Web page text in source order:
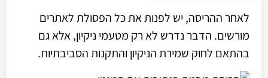
לאחר ההריסה, יש לפנות את כל הפסולת לאתרים
מורשים. הדבר נדרש לא רק מטעמי ניקיון, אלא גם
בהתאם לחוק שמירת הניקיון והתקנות הסביבתיות.